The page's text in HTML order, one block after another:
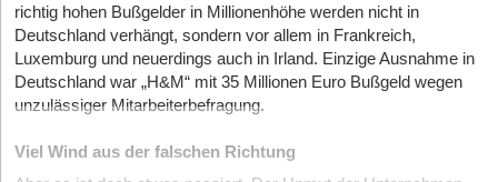
richtig hohen Bußgelder in Millionenhöhe werden nicht in
Deutschland verhängt, sondern vor allem in Frankreich,
Luxemburg und neuerdings auch in Irland. Einzige Ausnahme in
Deutschland war „H&M“ mit 35 Millionen Euro Bußgeld wegen
unzulässiger Mitarbeiterbefragung.
Viel Wind aus der falschen Richtung